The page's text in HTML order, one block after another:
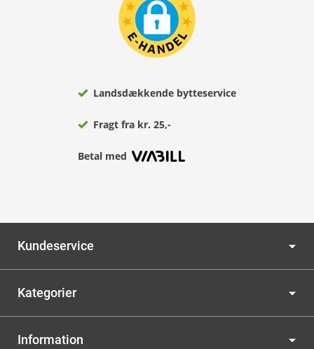
Landsdækkende bytteservice
Fragt fra kr. 25,-
Betal med
Kundeservice
Kategorier
Information